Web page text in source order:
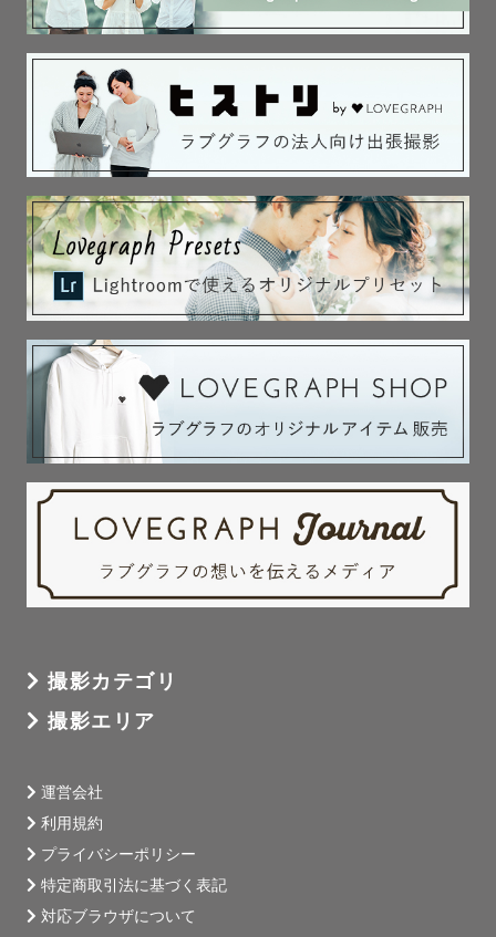
撮影カテゴリ
撮影エリア
運営会社
利用規約
プライバシーポリシー
特定商取引法に基づく表記
対応ブラウザについて